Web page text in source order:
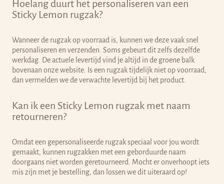
Hoelang duurt het personaliseren van een
Sticky Lemon rugzak?
Wanneer de rugzak op voorraad is, kunnen we deze vaak snel
personaliseren en verzenden. Soms gebeurt dit zelfs dezelfde
werkdag. De actuele levertijd vind je altijd in de groene balk
bovenaan onze website. Is een rugzak tijdelijk niet op voorraad,
dan vermelden we de verwachte levertijd bij het product.
Kan ik een Sticky Lemon rugzak met naam
retourneren?
Omdat een gepersonaliseerde rugzak speciaal voor jou wordt
gemaakt, kunnen rugzakken met een geborduurde naam
doorgaans niet worden geretourneerd. Mocht er onverhoopt iets
mis zijn met je bestelling, dan lossen we dit uiteraard op!